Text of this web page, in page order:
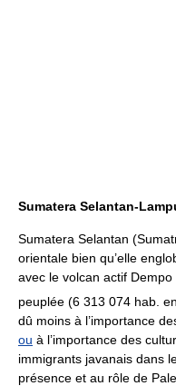
Sumatera Selantan-
Sumatera Selantan
orientale bien qu’elle
avec le volcan actif
peuplée (6 313 074 hab.
dû moins à l’importance
ou à l’importance des
immigrants javanais dans
présence et au rôle de